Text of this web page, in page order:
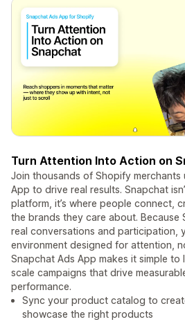
Turn Attention Into Action on
Join thousands of Shopify merchants
App to drive real results. Snapchat
platform, it’s where people connect,
the brands they care about. Because
real conversations and participation,
environment designed for attention,
Snapchat Ads App makes it simple to
scale campaigns that drive
performance.
Sync your product catalog to
showcase the right products